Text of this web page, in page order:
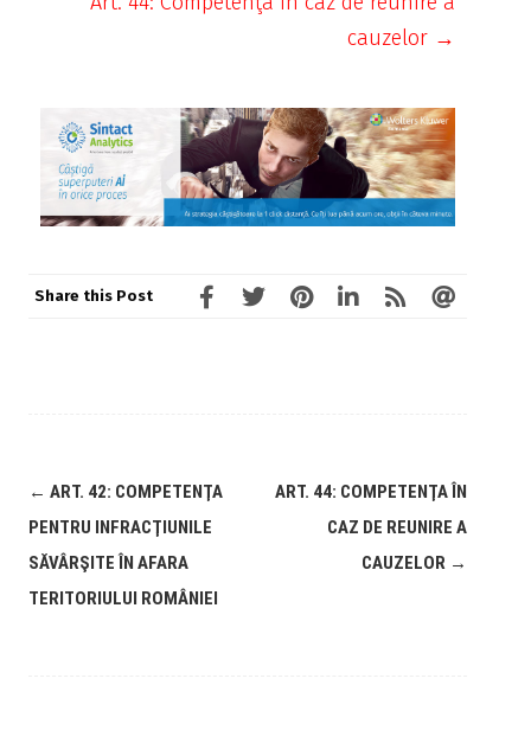
cauzelor →
Share this Post
← ART. 42: COMPETENŢA
PENTRU INFRACŢIUNILE
SĂVÂRŞITE ÎN AFARA
TERITORIULUI ROMÂNIEI
ART. 44: COMPETENŢA ÎN
CAZ DE REUNIRE A
CAUZELOR →